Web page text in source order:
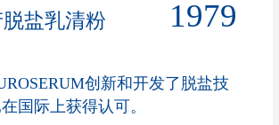
盐乳清粉 1979
创新和开发了脱盐技
国际上获得认可。